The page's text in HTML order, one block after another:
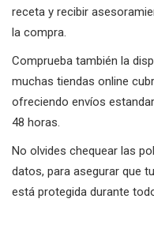
receta y recibir
la compra.
Comprueba también la
muchas tiendas online
ofreciendo envíos
48 horas.
No olvides chequear las
datos, para asegurar que
está protegida durante